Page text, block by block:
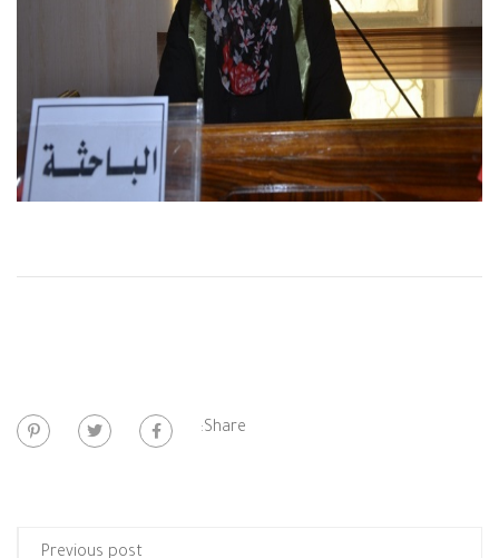
Share:
Previous post